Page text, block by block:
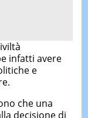
infatti avere
e
che una
decisione di